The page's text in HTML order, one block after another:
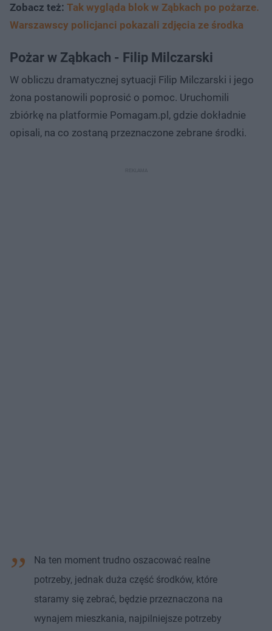
Zobacz też: Tak wygląda blok w Ząbkach po pożarze.
Warszawscy policjanci pokazali zdjęcia ze środka
Pożar w Ząbkach - Filip Milczarski
W obliczu dramatycznej sytuacji Filip Milczarski i jego
żona postanowili poprosić o pomoc. Uruchomili
zbiórkę na platformie Pomagam.pl, gdzie dokładnie
opisali, na co zostaną przeznaczone zebrane środki.
Na ten moment trudno oszacować realne
potrzeby, jednak duża część środków, które
staramy się zebrać, będzie przeznaczona na
wynajem mieszkania, najpilniejsze potrzeby